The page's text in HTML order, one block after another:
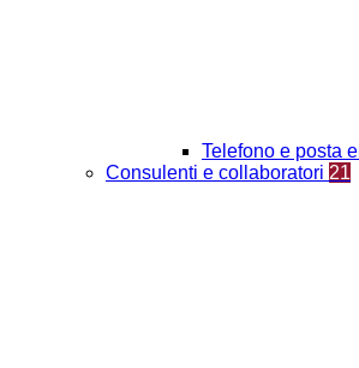
Telefono e posta
Consulenti e collaboratori 21